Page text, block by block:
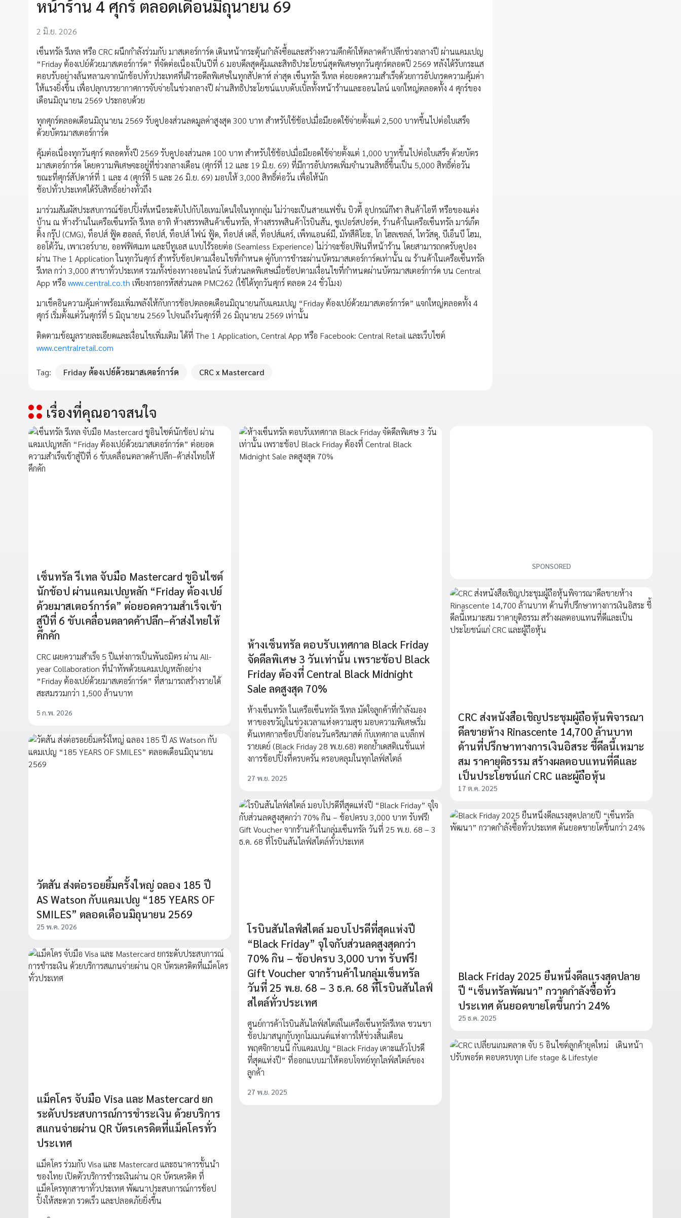
หน้าร้าน 4 ศุกร์ ตลอดเดือนมิถุนายน 69
2 มิ.ย. 2026
เซ็นทรัล รีเทล หรือ CRC ผนึกกำลังร่วมกับ มาสเตอร์การ์ด เดินหน้ากระตุ้นกำลังซื้อและสร้างความคึกคักให้ตลาดค้าปลีกช่วงกลางปี ผ่านแคมเปญ
“Friday ต้องเปย์ด้วยมาสเตอร์การ์ด” ที่จัดต่อเนื่องเป็นปีที่ 6 มอบดีลสุดคุ้มและสิทธิประโยชน์สุดพิเศษทุกวันศุกร์ตลอดปี 2569 หลังได้รับกระแส
ตอบรับอย่างล้นหลามจากนักช้อปทั่วประเทศที่เฝ้ารอดีลพิเศษในทุกสัปดาห์ ล่าสุด เซ็นทรัล รีเทล ต่อยอดความสำเร็จด้วยการอัปเกรดความคุ้มค่า
ให้แรงยิ่งขึ้น เพื่อปลุกบรรยากาศการจับจ่ายในช่วงกลางปี ผ่านสิทธิประโยชน์แบบดับเบิ้ลทั้งหน้าร้านและออนไลน์ แจกใหญ่ตลอดทั้ง 4 ศุกร์ของ
เดือนมิถุนายน 2569 ประกอบด้วย
ทุกศุกร์ตลอดเดือนมิถุนายน 2569 รับคูปองส่วนลดมูลค่าสูงสุด 300 บาท สำหรับใช้ช้อปเมื่อมียอดใช้จ่ายตั้งแต่ 2,500 บาทขึ้นไปต่อใบเสร็จ
ด้วยบัตรมาสเตอร์การ์ด
คุ้มต่อเนื่องทุกวันศุกร์ ตลอดทั้งปี 2569 รับคูปองส่วนลด 100 บาท สำหรับใช้ช้อปเมื่อมียอดใช้จ่ายตั้งแต่ 1,000 บาทขึ้นไปต่อใบเสร็จ ด้วยบัตร
มาสเตอร์การ์ด โดยความพิเศษจะอยู่ที่ช่วงกลางเดือน (ศุกร์ที่ 12 และ 19 มิ.ย. 69) ที่มีการอัปเกรดเพิ่มจำนวนสิทธิ์ขึ้นเป็น 5,000 สิทธิ์ต่อวัน
ขณะที่ศุกร์สัปดาห์ที่ 1 และ 4 (ศุกร์ที่ 5 และ 26 มิ.ย. 69) มอบให้ 3,000 สิทธิ์ต่อวัน เพื่อให้นัก
ช้อปทั่วประเทศได้รับสิทธิ์อย่างทั่วถึง
มาร่วมสัมผัสประสบการณ์ช้อปปิ้งที่เหนือระดับไปกับไอเทมโดนใจในทุกกลุ่ม ไม่ว่าจะเป็นสายแฟชั่น บิวตี้ อุปกรณ์กีฬา สินค้าไอที หรือของแต่ง
บ้าน ณ ห้างร้านในเครือเซ็นทรัล รีเทล อาทิ ห้างสรรพสินค้าเซ็นทรัล, ห้างสรรพสินค้าโรบินสัน, ซูเปอร์สปอร์ต, ร้านค้าในเครือเซ็นทรัล มาร์เก็ต
ติ้ง กรุ๊ป (CMG), ท็อปส์ ฟู้ด ฮอลล์, ท็อปส์, ท็อปส์ ไฟน์ ฟู้ด, ท็อปส์ เดลี่, ท็อปส์แคร์, เพ็ทแอนด์มี, มัทสึคิโยะ, โก โฮลเซลล์, ไทวัสดุ, บีเอ็นบี โฮม,
ออโต้วัน, เพาเวอร์บาย, ออฟฟิศเมท และบีทูเอส แบบไร้รอยต่อ (Seamless Experience) ไม่ว่าจะช้อปฟินที่หน้าร้าน โดยสามารถกดรับคูปอง
ผ่าน The 1 Application ในทุกวันศุกร์ สำหรับช้อปตามเงื่อนไขที่กำหนด คู่กับการชำระผ่านบัตรมาสเตอร์การ์ดเท่านั้น ณ ร้านค้าในเครือเซ็นทรัล
รีเทล กว่า 3,000 สาขาทั่วประเทศ รวมทั้งช่องทางออนไลน์ รับส่วนลดพิเศษเมื่อช้อปตามเงื่อนไขที่กำหนดผ่านบัตรมาสเตอร์การ์ด บน Central
App หรือ www.central.co.th เพียงกรอกรหัสส่วนลด PMC262 (ใช้ได้ทุกวันศุกร์ ตลอด 24 ชั่วโมง)
มาเช็คอินความคุ้มค่าพร้อมเพิ่มพลังให้กับการช้อปตลอดเดือนมิถุนายนกับแคมเปญ “Friday ต้องเปย์ด้วยมาสเตอร์การ์ด” แจกใหญ่ตลอดทั้ง 4
ศุกร์ เริ่มตั้งแต่วันศุกร์ที่ 5 มิถุนายน 2569 ไปจนถึงวันศุกร์ที่ 26 มิถุนายน 2569 เท่านั้น
ติดตามข้อมูลรายละเอียดและเงื่อนไขเพิ่มเติม ได้ที่ The 1 Application, Central App หรือ Facebook: Central Retail และเว็บไซต์
www.centralretail.com
Tag: Friday ต้องเปย์ด้วยมาสเตอร์การ์ด CRC x Mastercard
เรื่องที่คุณอาจสนใจ
เซ็นทรัล รีเทล จับมือ Mastercard ชูอินไซต์
นักช้อป ผ่านแคมเปญหลัก “Friday ต้องเปย์
ด้วยมาสเตอร์การ์ด” ต่อยอดความสำเร็จเข้า
สู่ปีที่ 6 ขับเคลื่อนตลาดค้าปลีก–ค้าส่งไทยให้
คึกคัก
CRC เผยความสำเร็จ 5 ปีแห่งการเป็นพันธมิตร ผ่าน All-
year Collaboration ที่นำทัพด้วยแคมเปญหลักอย่าง
“Friday ต้องเปย์ด้วยมาสเตอร์การ์ด” ที่สามารถสร้างรายได้
สะสมรวมกว่า 1,500 ล้านบาท
5 ก.พ. 2026
ห้างเซ็นทรัล ตอบรับเทศกาล Black Friday
จัดดีลพิเศษ 3 วันเท่านั้น เพราะช้อป Black
Friday ต้องที่ Central Black Midnight
Sale ลดสูงสุด 70%
ห้างเซ็นทรัล ในเครือเซ็นทรัล รีเทล มัดใจลูกค้าที่กำลังมอง
หาของขวัญในช่วงเวลาแห่งความสุข มอบความพิเศษเริ่ม
ต้นเทศกาลช้อปปิ้งก่อนวันคริสมาสต์ กับเทศกาล แบล็กฟ
รายเดย์ (Black Friday 28 พ.ย.68) ตอกย้ำเดสติเนชั่นแห่
งการช้อปปิ้งที่ครบครัน ครอบคลุมในทุกไลฟ์สไตล์
27 พ.ย. 2025
SPONSORED
CRC ส่งหนังสือเชิญประชุมผู้ถือหุ้นพิจารณา
ดีลขายห้าง Rinascente 14,700 ล้านบาท
ด้านที่ปรึกษาทางการเงินอิสระ ชี้ดีลนี้เหมาะ
สม ราคายุติธรรม สร้างผลตอบแทนที่ดีและ
เป็นประโยชน์แก่ CRC และผู้ถือหุ้น
17 ต.ค. 2025
วัตสัน ส่งต่อรอยยิ้มครั้งใหญ่ ฉลอง 185 ปี
AS Watson กับแคมเปญ “185 YEARS OF
SMILES” ตลอดเดือนมิถุนายน 2569
25 พ.ค. 2026
โรบินสันไลฟ์สไตล์ มอบโปรดีที่สุดแห่งปี
“Black Friday” จุใจกับส่วนลดสูงสุดกว่า
70% กิน – ช้อปครบ 3,000 บาท รับฟรี!
Gift Voucher จากร้านค้าในกลุ่มเซ็นทรัล
วันที่ 25 พ.ย. 68 – 3 ธ.ค. 68 ที่โรบินสันไลฟ์
สไตล์ทั่วประเทศ
ศูนย์การค้าโรบินสันไลฟ์สไตล์ในเครือเซ็นทรัลรีเทล ชวนขา
ช้อปมาสนุกกับทุกโมเมนต์แห่งการให้ช่วงสิ้นเดือน
พฤศจิกายนนี้ กับแคมเปญ “Black Friday เคาะแล้วโปรดี
ที่สุดแห่งปี” ที่ออกแบบมาให้ตอบโจทย์ทุกไลฟ์สไตล์ของ
ลูกค้า
27 พ.ย. 2025
Black Friday 2025 ยืนหนึ่งดีลแรงสุดปลาย
ปี “เซ็นทรัลพัฒนา” กวาดกำลังซื้อทั่ว
ประเทศ ดันยอดขายโตขึ้นกว่า 24%
25 ธ.ค. 2025
แม็คโคร จับมือ Visa และ Mastercard ยก
ระดับประสบการณ์การชำระเงิน ด้วยบริการ
สแกนจ่ายผ่าน QR บัตรเครดิตที่แม็คโครทั่ว
ประเทศ
แม็คโคร ร่วมกับ Visa และ Mastercard และธนาคารชั้นนำ
ของไทย เปิดตัวบริการชำระเงินผ่าน QR บัตรเครดิต ที่
แม็คโครทุกสาขาทั่วประเทศ พัฒนาประสบการณ์การช้อป
ปิ้งให้สะดวก รวดเร็ว และปลอดภัยยิ่งขึ้น